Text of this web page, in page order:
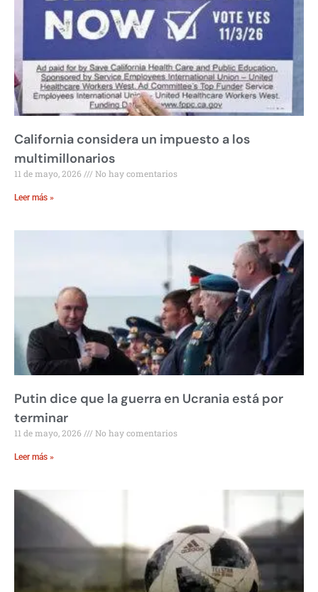
California considera un impuesto a los
multimillonarios
11 de mayo, 2026 No hay comentarios
Leer más »
Putin dice que la guerra en Ucrania está por
terminar
11 de mayo, 2026 No hay comentarios
Leer más »